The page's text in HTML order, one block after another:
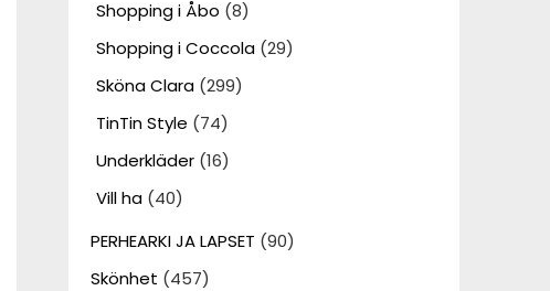
Shopping i Åbo (8)
Shopping i Coccola(29)
Sköna Clara(299)
TinTin Style (74)
Underkläder(16)
Vill ha(40)
PERHEARKI JA LAPSET (90)
Skönhet (457)